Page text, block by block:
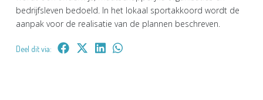
bedrijfsleven bedoeld. In het lokaal sportakkoord wordt de
aanpak voor de realisatie van de plannen beschreven.
Deel dit via: